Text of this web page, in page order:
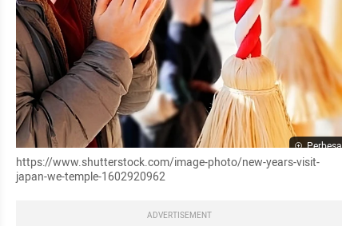
Perbesar
https://www.shutterstock.com/image-photo/new-years-visit-
japan-we-temple-1602920962
ADVERTISEMENT